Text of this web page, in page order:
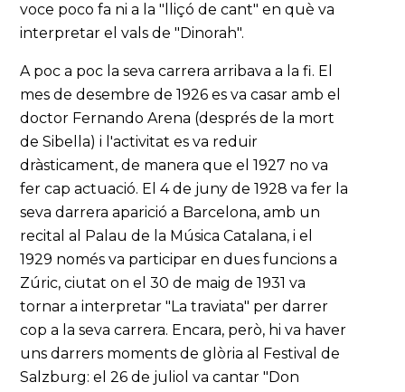
voce poco fa ni a la "lliçó de cant" en què va
interpretar el vals de "Dinorah".
A poc a poc la seva carrera arribava a la fi. El
mes de desembre de 1926 es va casar amb el
doctor Fernando Arena (després de la mort
de Sibella) i l'activitat es va reduir
dràsticament, de manera que el 1927 no va
fer cap actuació. El 4 de juny de 1928 va fer la
seva darrera aparició a Barcelona, amb un
recital al Palau de la Música Catalana, i el
1929 només va participar en dues funcions a
Zúric, ciutat on el 30 de maig de 1931 va
tornar a interpretar "La traviata" per darrer
cop a la seva carrera. Encara, però, hi va haver
uns darrers moments de glòria al Festival de
Salzburg: el 26 de juliol va cantar "Don